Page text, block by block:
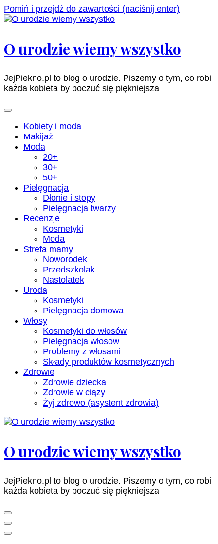
Pomiń i przejdź do zawartości (naciśnij enter)
O urodzie wiemy wszystko
JejPiekno.pl to blog o urodzie. Piszemy o tym, co robi
każda kobieta by poczuć się piękniejsza
Kobiety i moda
Makijaż
Moda
20+
30+
50+
Pielęgnacja
Dłonie i stopy
Pielęgnacja twarzy
Recenzje
Kosmetyki
Moda
Strefa mamy
Noworodek
Przedszkolak
Nastolatek
Uroda
Kosmetyki
Pielęgnacja domowa
Włosy
Kosmetyki do włosów
Pielęgnacja włosow
Problemy z włosami
Składy produktów kosmetycznych
Zdrowie
Zdrowie dziecka
Zdrowie w ciąży
Żyj zdrowo (asystent zdrowia)
O urodzie wiemy wszystko
JejPiekno.pl to blog o urodzie. Piszemy o tym, co robi
każda kobieta by poczuć się piękniejsza